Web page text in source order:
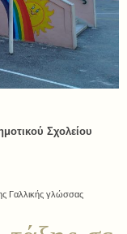
Σχολείου
Γαλλικής γλώσσας